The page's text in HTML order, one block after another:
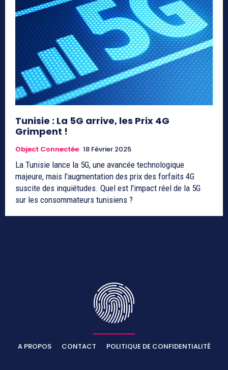
Tunisie : La 5G arrive, les Prix 4G
Grimpent !
Object Connectée 18 Février 2025
La Tunisie lance la 5G, une avancée technologique
majeure, mais l'augmentation des prix des forfaits 4G
suscite des inquiétudes. Quel est l'impact réel de la 5G
sur les consommateurs tunisiens ?
A PROPOS CONTACT POLITIQUE DE CONFIDENTIALITÉ